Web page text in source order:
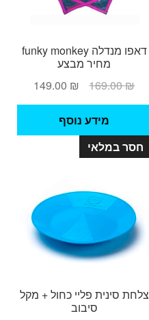
דאפו מנדלה funky monkey
מחיר מבצע
169.00₪
המחיר
המקורי
היה:
169.00 ₪.
149.00 ₪
המחיר
הנוכחי
149.00 ₪.
מידע נוסף
חסר במלאי
צלחת סינית פליי כחול + מקל
סיבוב